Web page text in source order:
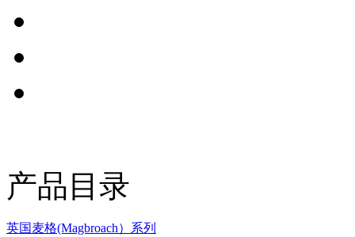
产品目录
英国麦格(Magbroach）系列